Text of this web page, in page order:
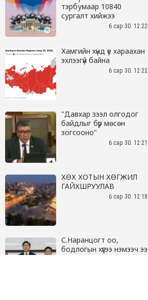
тэрбумаар 10840
сургалт хийжээ
6 сар 30. 12:22
Хамгийн хүнд үе хараахан
эхлээгүй байна
6 сар 30. 12:22
"Давхар зээл олгодог
байдлыг бүр мөсөн
зогсооно"
6 сар 30. 12:21
ХӨХ ХОТЫН ХӨГЖИЛ
ГАЙХШРУУЛАВ
6 сар 30. 12:18
С.Наранцогт оо,
бодлогын хүүгээ нэмээч ээ